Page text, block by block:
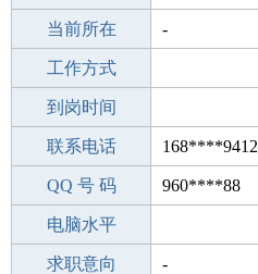
所学专业 -
当前所在 -
工作经验
工作方式
驾 照
到岗时间
期望月薪
联系电话 168****9412
手机号码 168****9412
QQ 号 码 960****88
微信号码
电脑水平
外语水平
求职意向 -